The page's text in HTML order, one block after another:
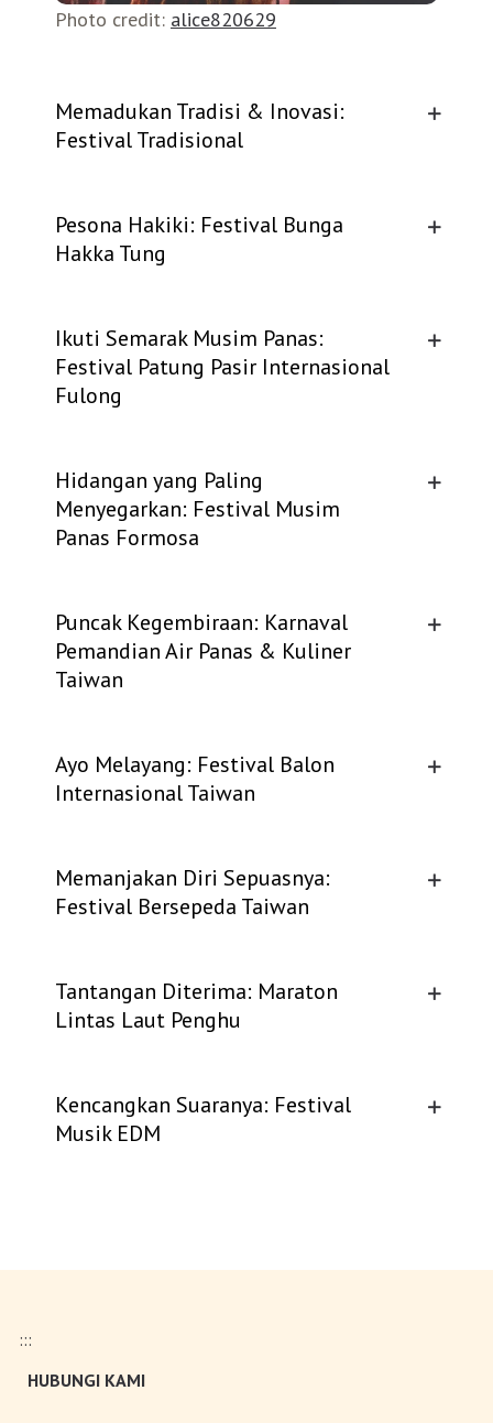
Photo credit: alice820629
Memadukan Tradisi & Inovasi:
Festival Tradisional
Pesona Hakiki: Festival Bunga
Hakka Tung
Ikuti Semarak Musim Panas:
Festival Patung Pasir Internasional
Fulong
Hidangan yang Paling
Menyegarkan: Festival Musim
Panas Formosa
Puncak Kegembiraan: Karnaval
Pemandian Air Panas & Kuliner
Taiwan
Ayo Melayang: Festival Balon
Internasional Taiwan
Memanjakan Diri Sepuasnya:
Festival Bersepeda Taiwan
Tantangan Diterima: Maraton
Lintas Laut Penghu
Kencangkan Suaranya: Festival
Musik EDM
:::
HUBUNGI KAMI